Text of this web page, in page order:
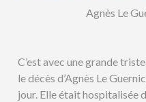
Agnès Le
C’est avec une grande
le décès d’Agnès Le
jour. Elle était hospitalisée